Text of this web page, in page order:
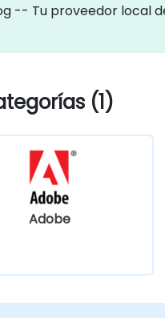
-- Tu proveedor local
(1)
Adobe